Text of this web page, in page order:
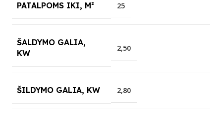
PATALPOMS IKI, M² 25
ŠALDYMO GALIA,
KW
2,50
ŠILDYMO GALIA, KW 2,80